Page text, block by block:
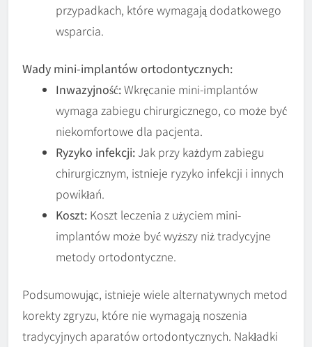
przypadkach, które wymagają dodatkowego
wsparcia.
Wady mini-implantów ortodontycznych:
Inwazyjność:Wkręcanie mini-implantów
wymaga zabiegu chirurgicznego, co może być
niekomfortowe dla pacjenta.
Ryzyko infekcji: Jak przy każdym zabiegu
chirurgicznym, istnieje ryzyko infekcji i innych
powikłań.
Koszt: Koszt leczenia z użyciem mini-
implantów może być wyższy niż tradycyjne
metody ortodontyczne.
Podsumowując, istnieje wiele alternatywnych metod
korekty zgryzu, które nie wymagają noszenia
tradycyjnych aparatów ortodontycznych. Nakładki